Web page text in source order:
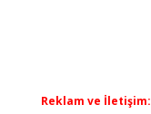
Reklam ve İletişim: